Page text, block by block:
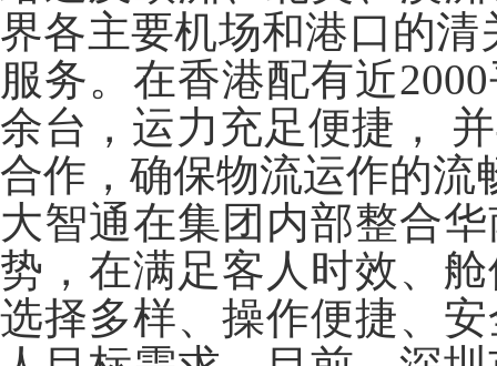
界各主要机场和港口的
服务。在香港配有近
余台，运力充足便捷，
合作，确保物流运作的流
大智通在集团内部整合
势，在满足客人时效、
选择多样、操作便捷、